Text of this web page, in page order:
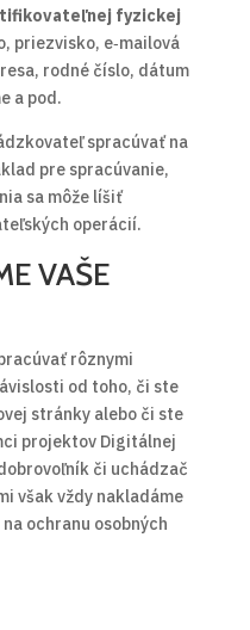
fyzickej
priezvisko, e‑mailová
rodné číslo, dátum
a pod.
spracúvať na
pre spracúvanie,
sa môže líšiť
operácií.
VAŠE
rôznymi
od toho, či ste
stránky alebo či ste
projektov Digitálnej
či uchádzač
však vždy nakladáme
ochranu osobných